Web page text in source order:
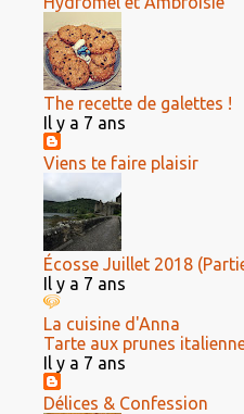
The recette de galettes !
Il y a 7 ans
Viens te faire plaisir
Écosse Juillet 2018
Il y a 7 ans
La cuisine d'Anna
Tarte aux prunes
Il y a 7 ans
Délices & Confession